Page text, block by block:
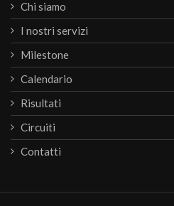
Chi siamo
I nostri servizi
Milestone
Calendario
Risultati
Circuiti
Contatti